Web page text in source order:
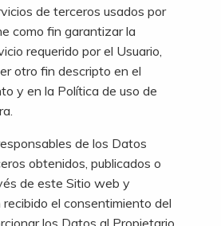
de terceros usados por
como fin garantizar la
requerido por el Usuario,
otro fin descripto en el
y en la Política de uso de
de los Datos
obtenidos, publicados o
de este Sitio web y
el consentimiento del
los Datos al Propietario.